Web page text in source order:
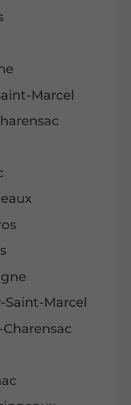
Marcel
Saint-Marcel